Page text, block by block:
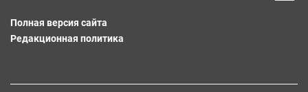
Полная версия сайта
Редакционная политика